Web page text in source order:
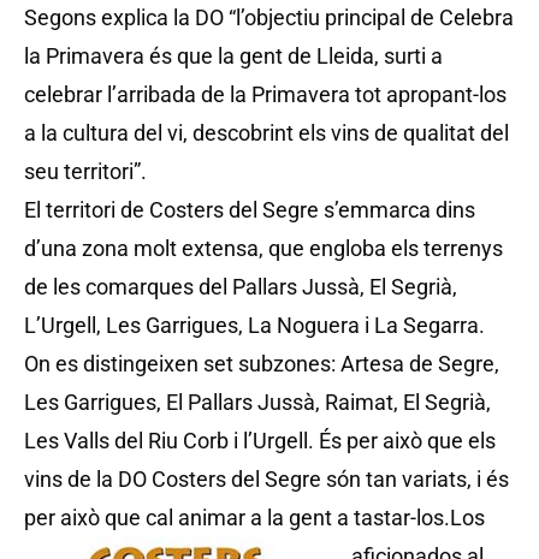
Segons explica la DO “l’objectiu principal de Celebra
la Primavera és que la gent de Lleida, surti a
celebrar l’arribada de la Primavera tot apropant-los
a la cultura del vi, descobrint els vins de qualitat del
seu territori”.
El territori de Costers del Segre s’emmarca dins
d’una zona molt extensa, que engloba els terrenys
de les comarques del Pallars Jussà, El Segrià,
L’Urgell, Les Garrigues, La Noguera i La Segarra.
On es distingeixen set subzones: Artesa de Segre,
Les Garrigues, El Pallars Jussà, Raimat, El Segrià,
Les Valls del Riu Corb i l’Urgell. És per això que els
vins de la DO Costers del Segre són tan variats, i és
per això que cal animar a la gent a tastar-los.Los